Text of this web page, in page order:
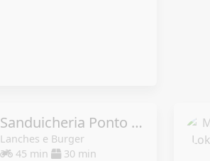
Sanduicheria Ponto do Sabor
Lanches e Burger
45 min
30 min